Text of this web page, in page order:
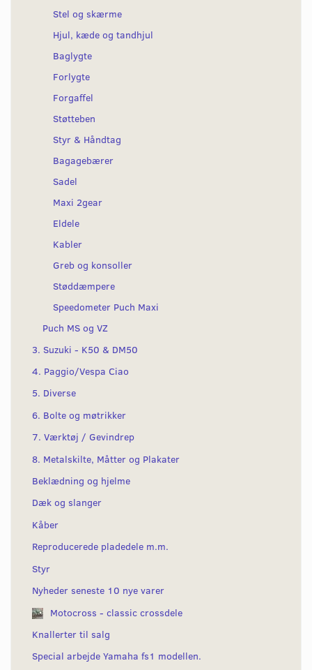
Stel og skærme
Hjul, kæde og tandhjul
Baglygte
Forlygte
Forgaffel
Støtteben
Styr & Håndtag
Bagagebærer
Sadel
Maxi 2gear
Eldele
Kabler
Greb og konsoller
Støddæmpere
Speedometer Puch Maxi
Puch MS og VZ
3. Suzuki - K50 & DM50
4. Paggio/Vespa Ciao
5. Diverse
6. Bolte og møtrikker
7. Værktøj / Gevindrep
8. Metalskilte, Måtter og Plakater
Beklædning og hjelme
Dæk og slanger
Kåber
Reproducerede pladedele m.m.
Styr
Nyheder seneste 10 nye varer
Motocross - classic crossdele
Knallerter til salg
Special arbejde Yamaha fs1 modellen.